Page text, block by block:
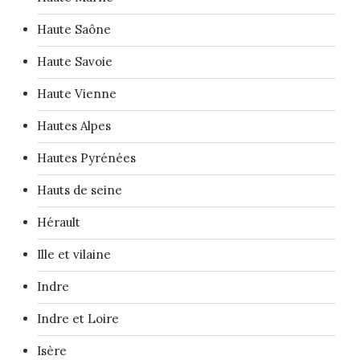
Haute Saône
Haute Savoie
Haute Vienne
Hautes Alpes
Hautes Pyrénées
Hauts de seine
Hérault
Ille et vilaine
Indre
Indre et Loire
Isère